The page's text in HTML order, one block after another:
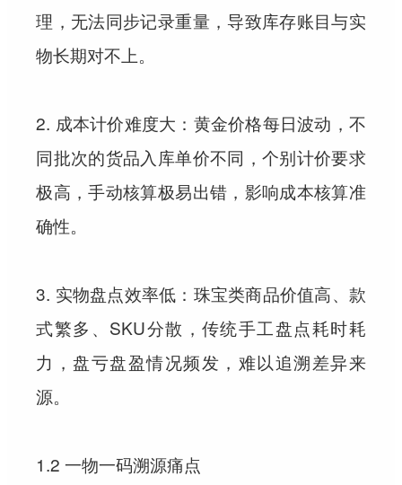
理，无法同步记录重量，导致库存账目与实
物长期对不上。
2. 成本计价难度大：黄金价格每日波动，不
同批次的货品入库单价不同，个别计价要求
极高，手动核算极易出错，影响成本核算准
确性。
3. 实物盘点效率低：珠宝类商品价值高、款
式繁多、SKU分散，传统手工盘点耗时耗
力，盘亏盘盈情况频发，难以追溯差异来
源。
1.2 一物一码溯源痛点